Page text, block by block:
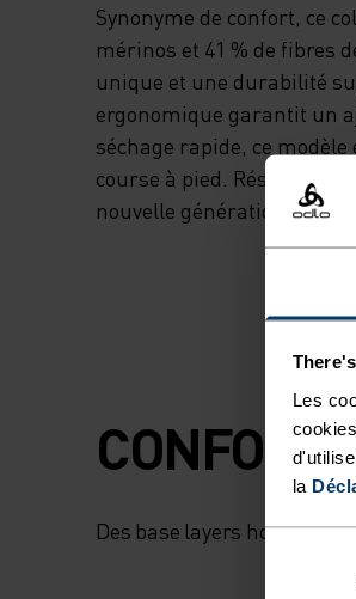
Les
la
Synonyme de confort, ce
mérinos et 41 % de fibres
unique et une durabilité
ergonomique garantit un
séchage rapide, ce
course à pied. Résistance,
nouvelle génération de
Des base layers hors pair